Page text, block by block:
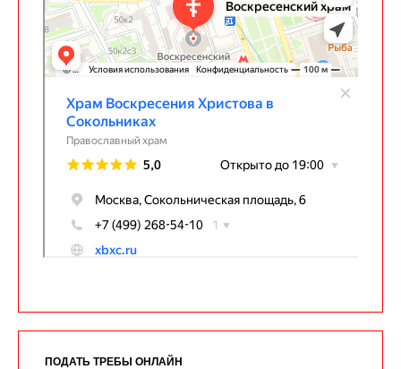
ПОДАТЬ ТРЕБЫ ОНЛАЙН